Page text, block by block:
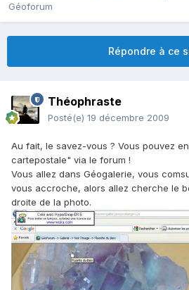
Géoforum
Répondre à ce
Théophraste
Posté(e) 19 décembre 2009
Au fait, le savez-vous ? Vous pouvez
cartepostale" via le forum !
Vous allez dans Géogalerie, vous
vous accroche, alors allez cherche le
droite de la photo.